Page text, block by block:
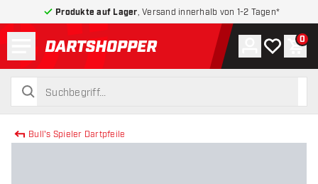
Produkte auf Lager , Versand innerhalb von 1-2 Tagen*
zurück zur Startseite
suchen
suchen
Konto
Meine 0
Bull's Spieler Dartpfeile